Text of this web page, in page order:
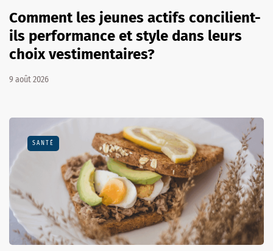
Comment les jeunes actifs concilient-
ils performance et style dans leurs
choix vestimentaires?
9 août 2026
SANTÉ